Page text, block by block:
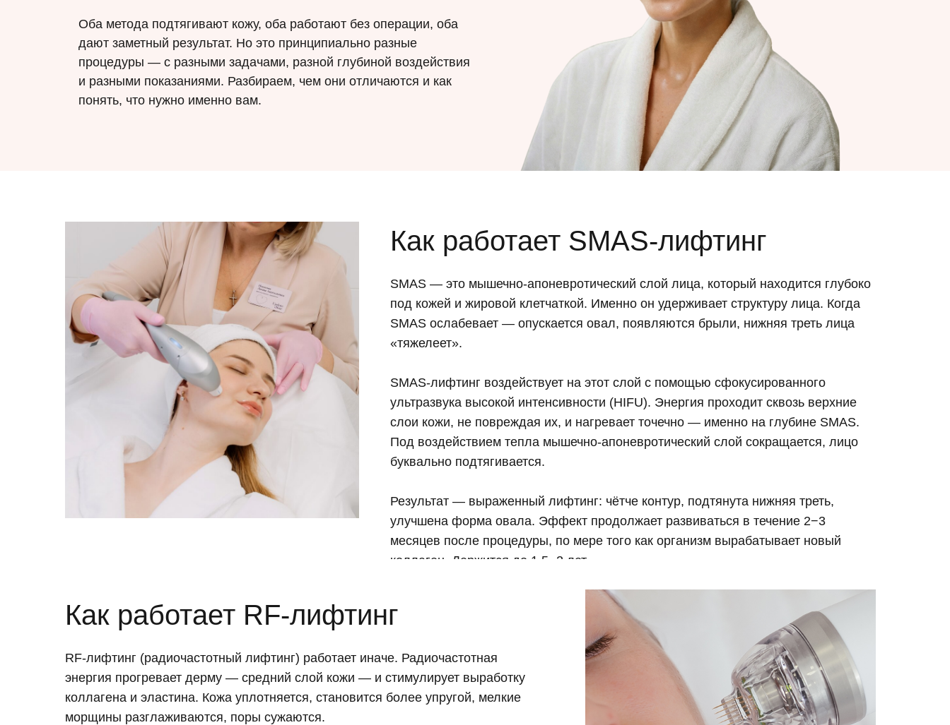
Оба метода подтягивают кожу, оба работают без операции, оба
дают заметный результат. Но это принципиально разные
процедуры — с разными задачами, разной глубиной воздействия
и разными показаниями. Разбираем, чем они отличаются и как
понять, что нужно именно вам.
Как работает SMAS-лифтинг
SMAS — это мышечно-апоневротический слой лица, который находится глубоко
под кожей и жировой клетчаткой. Именно он удерживает структуру лица. Когда
SMAS ослабевает — опускается овал, появляются брыли, нижняя треть лица
«тяжелеет».
SMAS-лифтинг воздействует на этот слой с помощью сфокусированного
ультразвука высокой интенсивности (HIFU). Энергия проходит сквозь верхние
слои кожи, не повреждая их, и нагревает точечно — именно на глубине SMAS.
Под воздействием тепла мышечно-апоневротический слой сокращается, лицо
буквально подтягивается.
Результат — выраженный лифтинг: чётче контур, подтянута нижняя треть,
улучшена форма овала. Эффект продолжает развиваться в течение 2−3
месяцев после процедуры, по мере того как организм вырабатывает новый
коллаген. Держится до 1,5−2 лет.
Как работает RF-лифтинг
RF-лифтинг (радиочастотный лифтинг) работает иначе. Радиочастотная
энергия прогревает дерму — средний слой кожи — и стимулирует выработку
коллагена и эластина. Кожа уплотняется, становится более упругой, мелкие
морщины разглаживаются, поры сужаются.